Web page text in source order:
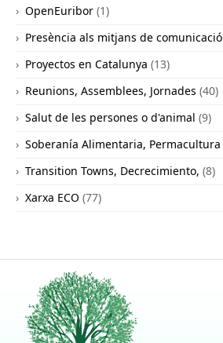
OpenEuribor (1)
Presència als mitjans de comunicació
Proyectos en Catalunya (13)
Reunions, Assemblees, Jornades (40)
Salut de les persones o d'animal (9)
Soberanía Alimentaria, Permacultura
Transition Towns, Decrecimiento, (8)
Xarxa ECO (77)